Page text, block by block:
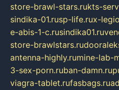
store-brawl-stars.rukts-
sindika-01.rusp-life.rux-
e-abis-1-c.rusindika01.ru
store-brawlstars.ru
antenna-highly.rumine-lab-
3-sex-porn.ruban-damn.ru
viagra-tablet.rufasbags.ru